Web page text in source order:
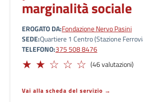
marginalità sociale
EROGATO DA Fondazione Nervo Pasini
SEDEQuartiere 1 Centro (Stazione
TELEFONO 375 508 8476
Limitato
(46 valutazioni)
Vai alla scheda del servizio